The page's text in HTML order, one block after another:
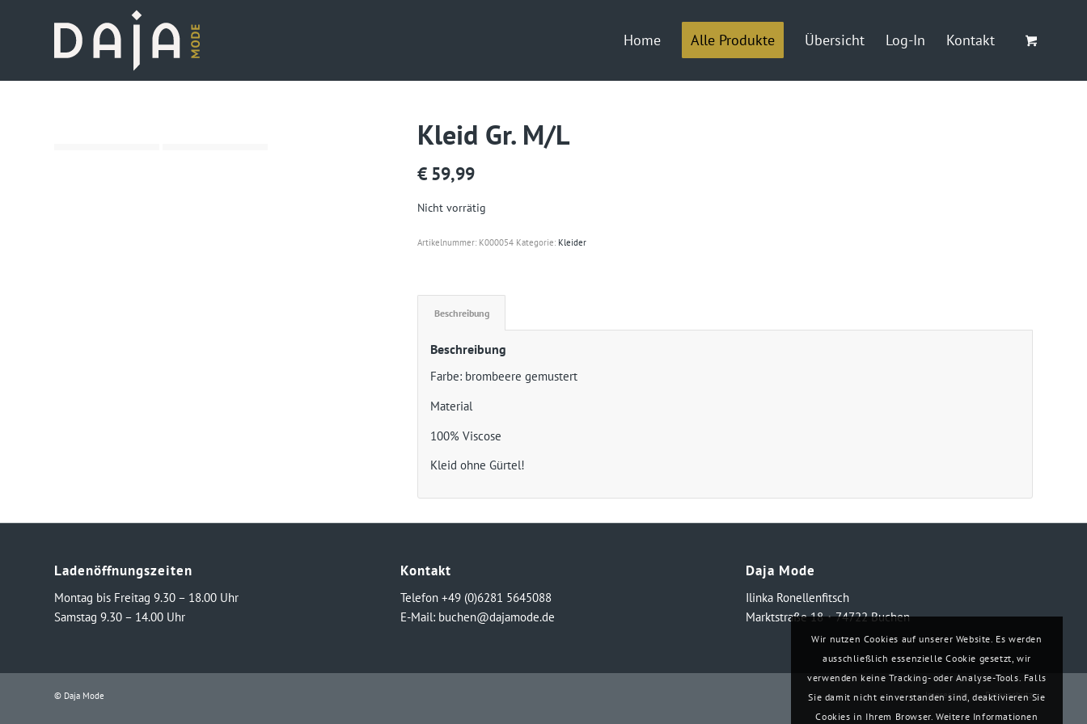
Home Alle Produkte Übersicht Log-In Kontakt
Kleid Gr. M/L
€ 59,99
Nicht vorrätig
Artikelnummer: K000054 Kategorie: Kleider
Beschreibung
Beschreibung
Farbe: brombeere gemustert
Material
100% Viscose
Kleid ohne Gürtel!
Ladenöffnungszeiten
Montag bis Freitag 9.30 – 18.00 Uhr
Samstag 9.30 – 14.00 Uhr
Kontakt
Telefon +49 (0)6281 5645088
E-Mail: buchen@dajamode.de
Daja Mode
Ilinka Ronellenfitsch
Marktstraße 18・74722 Buchen
© Daja Mode Impressum Datenschutz
Wir nutzen Cookies auf unserer Website. Es werden
ausschließlich essenzielle Cookie gesetzt, wir
verwenden keine Tracking- oder Analyse-Tools. Falls
Sie damit nicht einverstanden sind, deaktivieren Sie
Cookies in Ihrem Browser. Weitere Informationen